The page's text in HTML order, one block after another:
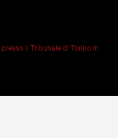
il Tribunale di Torino in